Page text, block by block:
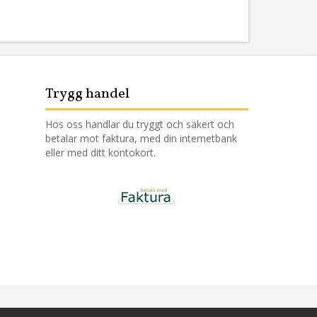
Trygg handel
Hos oss handlar du tryggt och säkert och
betalar mot faktura, med din internetbank
eller med ditt kontokort.